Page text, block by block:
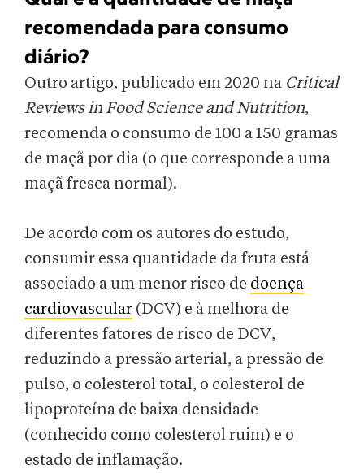
recomendada para consumo
diário?
Outro artigo, publicado em 2020 na Critical
Reviews in Food Science and Nutrition,
recomenda o consumo de 100 a 150 gramas
de maçã por dia (o que corresponde a uma
maçã fresca normal).
De acordo com os autores do estudo,
consumir essa quantidade da fruta está
associado a um menor risco de doença
cardiovascular (DCV) e à melhora de
diferentes fatores de risco de DCV,
reduzindo a pressão arterial, a pressão de
pulso, o colesterol total, o colesterol de
lipoproteína de baixa densidade
(conhecido como colesterol ruim) e o
estado de inflamação.